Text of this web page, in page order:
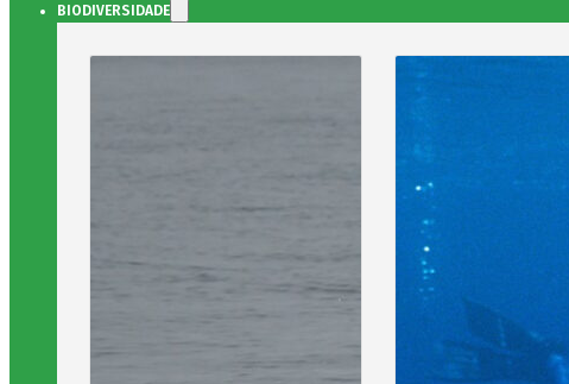
BIODIVERSIDADE